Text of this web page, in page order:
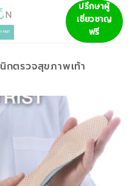
ปรึกษาผู้
เชี่ยวชาญ
ฟรี
กตรวจสุขภาพเท้า